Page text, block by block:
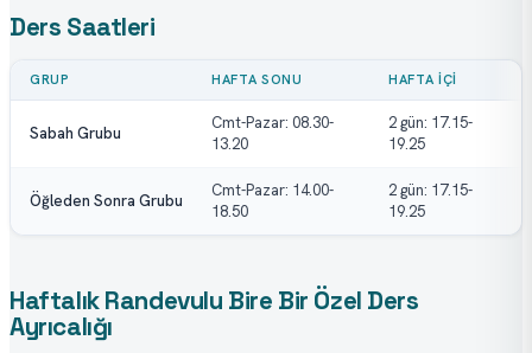
Ders Saatleri
GRUP HAFTA SONU HAFTA İÇI
Sabah Grubu
Cmt-Pazar: 08.30-
13.20
2 gün: 17.15-
19.25
Öğleden Sonra Grubu
Cmt-Pazar: 14.00-
18.50
2 gün: 17.15-
19.25
Haftalık Randevulu Bire Bir Özel Ders
Ayrıcalığı